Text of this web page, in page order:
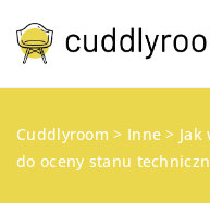
Cuddlyroom > Inne >
do oceny stanu